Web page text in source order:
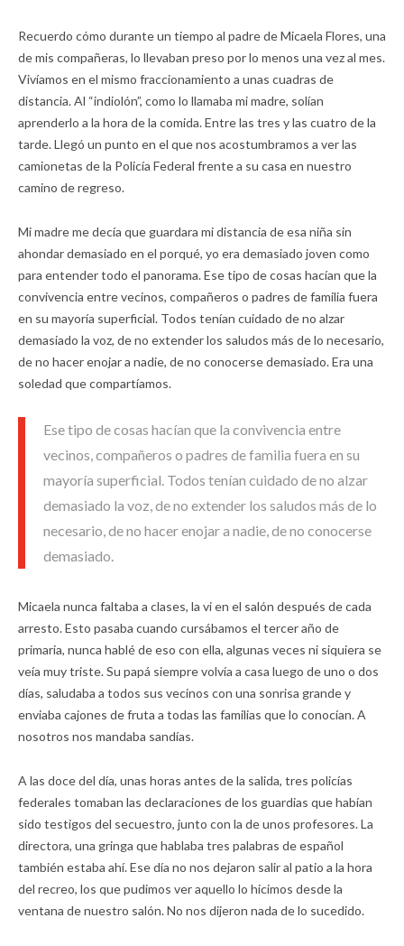
Recuerdo cómo durante un tiempo al padre de Micaela Flores, una
de mis compañeras, lo llevaban preso por lo menos una vez al mes.
Vivíamos en el mismo fraccionamiento a unas cuadras de
distancia. Al “indiolón”, como lo llamaba mi madre, solían
aprenderlo a la hora de la comida. Entre las tres y las cuatro de la
tarde. Llegó un punto en el que nos acostumbramos a ver las
camionetas de la Policía Federal frente a su casa en nuestro
camino de regreso.
Mi madre me decía que guardara mi distancia de esa niña sin
ahondar demasiado en el porqué, yo era demasiado joven como
para entender todo el panorama. Ese tipo de cosas hacían que la
convivencia entre vecinos, compañeros o padres de familia fuera
en su mayoría superficial. Todos tenían cuidado de no alzar
demasiado la voz, de no extender los saludos más de lo necesario,
de no hacer enojar a nadie, de no conocerse demasiado. Era una
soledad que compartíamos.
Ese tipo de cosas hacían que la convivencia entre
vecinos, compañeros o padres de familia fuera en su
mayoría superficial. Todos tenían cuidado de no alzar
demasiado la voz, de no extender los saludos más de lo
necesario, de no hacer enojar a nadie, de no conocerse
demasiado.
Micaela nunca faltaba a clases, la vi en el salón después de cada
arresto. Esto pasaba cuando cursábamos el tercer año de
primaria, nunca hablé de eso con ella, algunas veces ni siquiera se
veía muy triste. Su papá siempre volvía a casa luego de uno o dos
días, saludaba a todos sus vecinos con una sonrisa grande y
enviaba cajones de fruta a todas las familias que lo conocían. A
nosotros nos mandaba sandías.
A las doce del día, unas horas antes de la salida, tres policías
federales tomaban las declaraciones de los guardias que habían
sido testigos del secuestro, junto con la de unos profesores. La
directora, una gringa que hablaba tres palabras de español
también estaba ahí. Ese día no nos dejaron salir al patio a la hora
del recreo, los que pudimos ver aquello lo hicimos desde la
ventana de nuestro salón. No nos dijeron nada de lo sucedido.